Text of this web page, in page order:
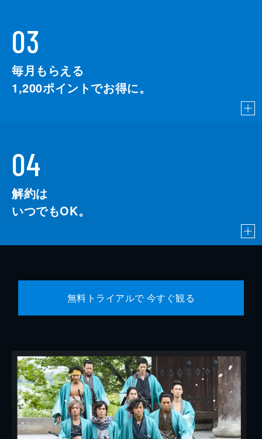
03
毎月もらえる
1,200ポイントでお得に。
04
解約は
いつでもOK。
無料トライアルで 今すぐ観る